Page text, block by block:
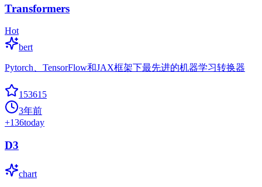
Transformers
Hot
bert
Pytorch、TensorFlow和JAX框架下最先进的机器学习转换器
153615
3年前
+136today
D3
chart